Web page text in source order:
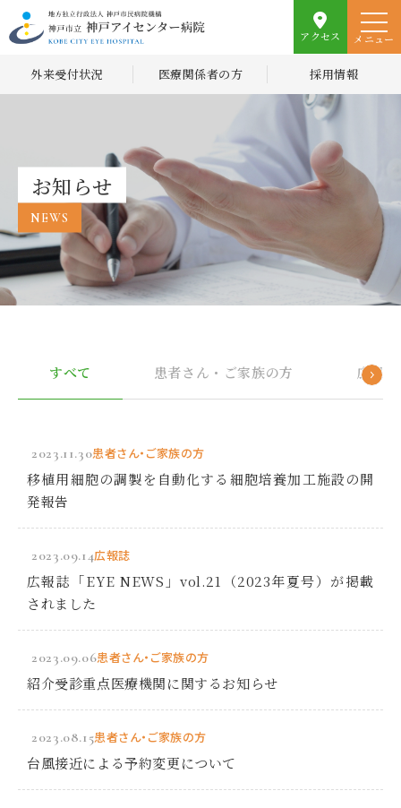
アクセス メニュー
外来受付状況 医療関係者の方 採用情報
お知らせ
NEWS
すべて 患者さん・ご家族の方 広報誌
2023.11.30患者さん・ご家族の方
移植用細胞の調製を自動化する細胞培養加工施設の開
発報告
2023.09.14広報誌
広報誌「EYE NEWS」vol.21（2023年夏号）が掲載
されました
2023.09.06患者さん・ご家族の方
紹介受診重点医療機関に関するお知らせ
2023.08.15患者さん・ご家族の方
台風接近による予約変更について